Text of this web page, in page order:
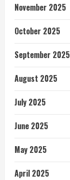
November 2025
October 2025
September 2025
August 2025
July 2025
June 2025
May 2025
April 2025